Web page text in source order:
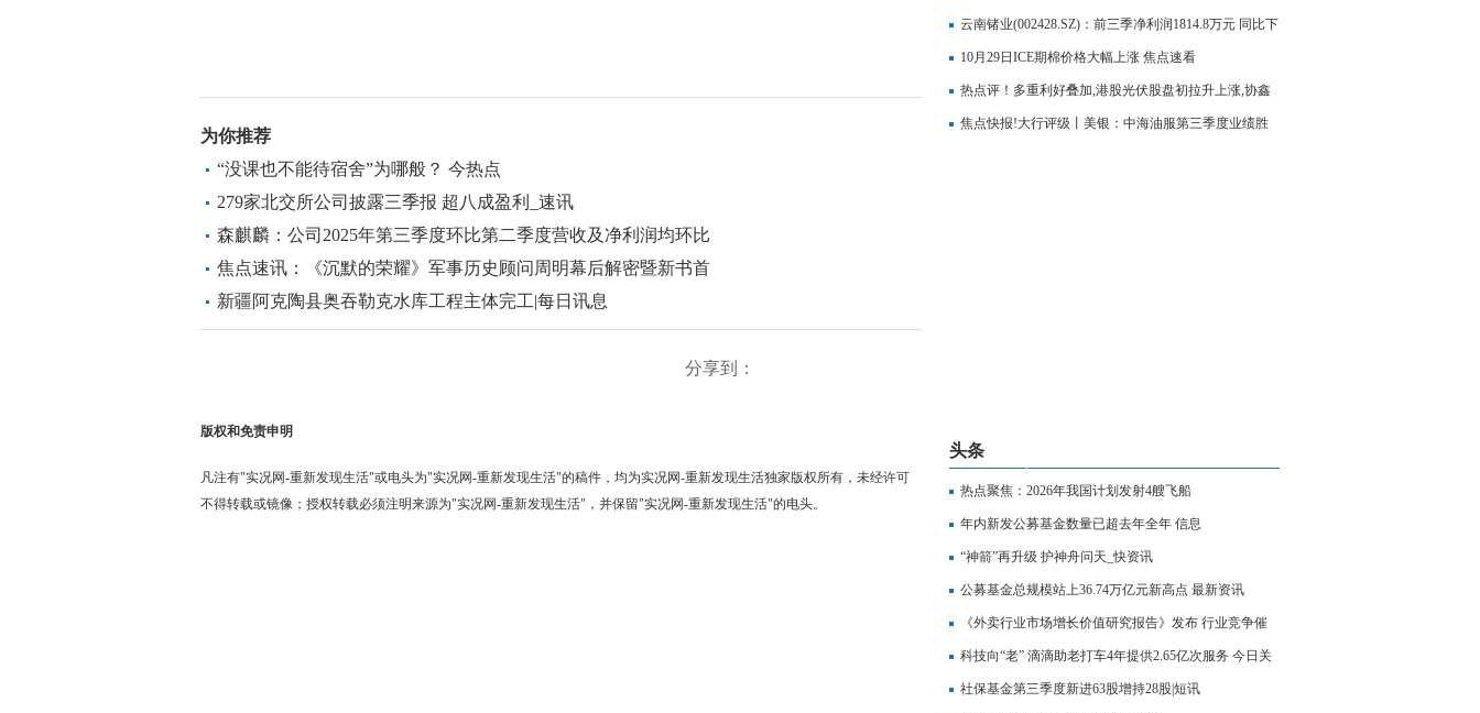
为你推荐
“没课也不能待宿舍”为哪般？ 今热点
279家北交所公司披露三季报 超八成盈利_速讯
森麒麟：公司2025年第三季度环比第二季度营收及净利润均环比
提升，经营趋势平稳向上
焦点速讯：《沉默的荣耀》军事历史顾问周明幕后解密暨新书首
发活动于武汉长江书店举办
新疆阿克陶县奥吞勒克水库工程主体完工|每日讯息
分享到：
版权和免责申明
凡注有"实况网-重新发现生活"或电头为"实况网-重新发现生活"的稿件，均为实况网-重新发现生活独家版权所有，未经许可
不得转载或镜像；授权转载必须注明来源为"实况网-重新发现生活"，并保留"实况网-重新发现生活"的电头。
引（征求意见稿）》公开征求意见_每日视讯
云南锗业(002428.SZ)：前三季净利润1814.8万元 同比下
降38.43%
10月29日ICE期棉价格大幅上涨 焦点速看
热点评！多重利好叠加,港股光伏股盘初拉升上涨,协鑫
科技涨超6%
焦点快报!大行评级丨美银：中海油服第三季度业绩胜
头条
热点聚焦：2026年我国计划发射4艘飞船
年内新发公募基金数量已超去年全年 信息
“神箭”再升级 护神舟问天_快资讯
公募基金总规模站上36.74万亿元新高点 最新资讯
《外卖行业市场增长价值研究报告》发布 行业竞争催
生服务与生态升级 焦点热议
科技向“老” 滴滴助老打车4年提供2.65亿次服务 今日关
注
社保基金第三季度新进63股增持28股|短讯